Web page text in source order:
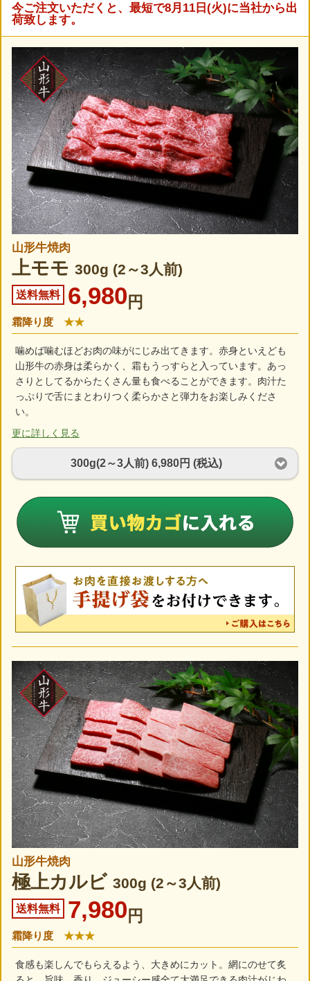
今ご注文いただくと、最短で8月11日(火)に当社から出
荷致します。
山形牛焼肉
上モモ 300g (2～3人前)
送料無料 6,980 円
霜降り度 ★★
噛めば噛むほどお肉の味がにじみ出てきます。赤身といえども
山形牛の赤身は柔らかく、霜もうっすらと入っています。あっ
さりとしてるからたくさん量も食べることができます。肉汁た
っぷりで舌にまとわりつく柔らかさと弾力をお楽しみくださ
い。
更に詳しく見る
300g(2～3人前) 6,980円 (税込)
山形牛焼肉
極上カルビ 300g (2～3人前)
送料無料 7,980 円
霜降り度 ★★★
食感も楽しんでもらえるよう、大きめにカット。網にのせて炙